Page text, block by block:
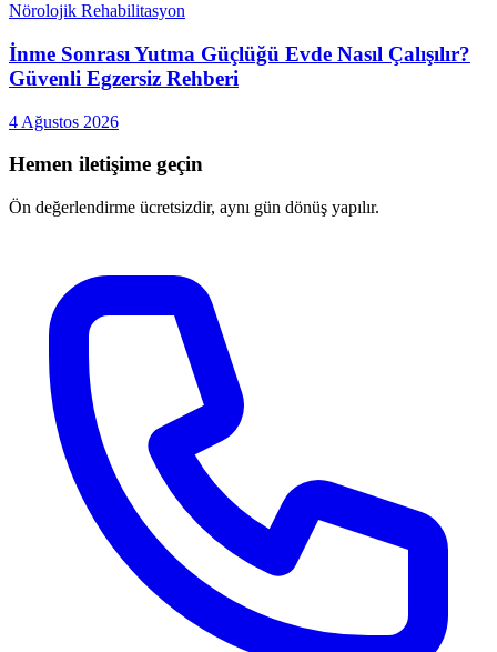
Nörolojik Rehabilitasyon
İnme Sonrası Yutma Güçlüğü Evde Nasıl Çalışılır?
Güvenli Egzersiz Rehberi
4 Ağustos 2026
Hemen iletişime geçin
Ön değerlendirme ücretsizdir, aynı gün dönüş yapılır.